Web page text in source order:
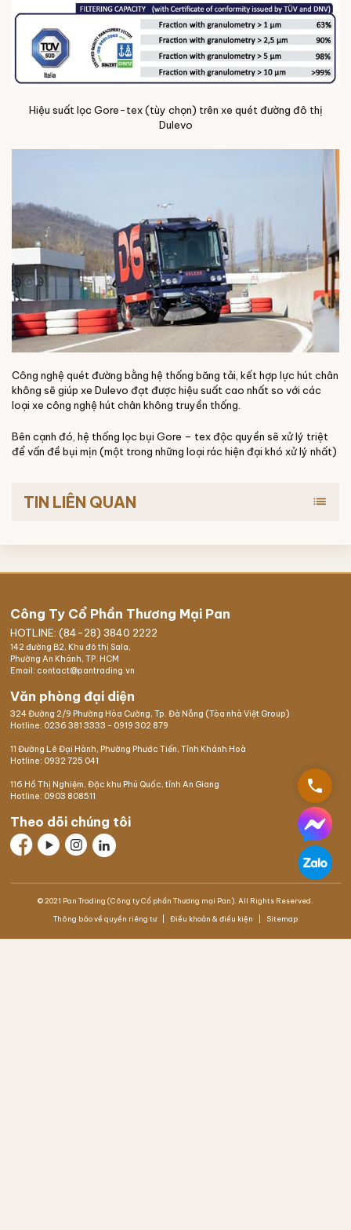
Hiệu suất lọc Gore-tex (tùy chọn) trên xe quét đường đô thị
Dulevo
Công nghệ quét đường bằng hệ thống băng tải, kết hợp lực hút chân
không sẽ giúp xe Dulevo đạt được hiệu suất cao nhất so với các
loại xe công nghệ hút chân không truyền thống.
Bên cạnh đó, hệ thống lọc bụi Gore – tex độc quyền sẽ xử lý triệt
để vấn đề bụi mịn (một trong những loại rác hiện đại khó xử lý nhất)
TIN LIÊN QUAN list
Công Ty Cổ Phần Thương Mại Pan
HOTLINE: (84-28) 3840 2222
142 đường B2, Khu đô thị Sala,
Phường An Khánh, TP. HCM
Email: contact@pantrading.vn
Văn phòng đại diện
324 Đường 2/9 Phường Hòa Cường, Tp. Đà Nẵng (Tòa nhà Việt Group)
Hotline: 0236 381 3333 - 0919 302 879
11 Đường Lê Đại Hành, Phường Phước Tiến, Tỉnh Khánh Hoà
Hotline: 0932 725 041
116 Hồ Thị Nghiệm, Đặc khu Phú Quốc, tỉnh An Giang
Hotline: 0903 808511
Theo dõi chúng tôi
© 2021 Pan Trading (Công ty Cổ phần Thương mại Pan). All Rights Reserved.
Thông báo về quyền riêng tư Điều khoản & điều kiện Sitemap
phone